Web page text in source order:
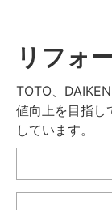
リフォ
TOTO、
値向上を目指
しています。